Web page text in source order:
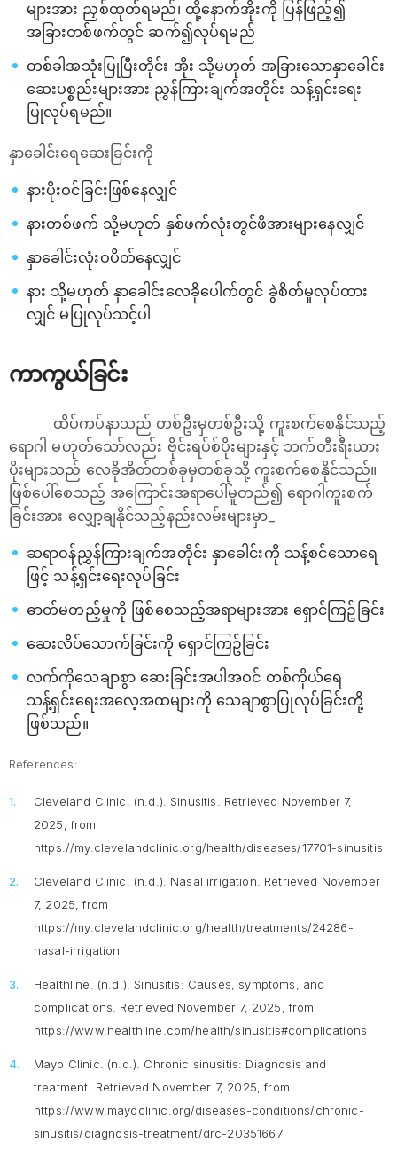
များအား ညှစ်ထုတ်ရမည်၊ ထို့နောက်အိုးကို ပြန်ဖြည့်၍
အခြားတစ်ဖက်တွင် ဆက်၍လုပ်ရမည်
တစ်ခါအသုံးပြုပြီးတိုင်း အိုး သို့မဟုတ် အခြားသောနှာခေါင်း
ဆေးပစ္စည်းများအား ညွှန်ကြားချက်အတိုင်း သန့်ရှင်းရေး
ပြုလုပ်ရမည်။
နှာခေါင်းရေဆေးခြင်းကို
နားပိုးဝင်ခြင်းဖြစ်နေလျှင်
နားတစ်ဖက် သို့မဟုတ် နှစ်ဖက်လုံးတွင်ဖိအားများနေလျှင်
နှာခေါင်းလုံးဝပိတ်နေလျှင်
နား သို့မဟုတ် နှာခေါင်းလေခိုပေါက်တွင် ခွဲစိတ်မှုလုပ်ထား
လျှင် မပြုလုပ်သင့်ပါ
ကာကွယ်ခြင်း
ထိပ်ကပ်နာသည် တစ်ဦးမှတစ်ဦးသို့ ကူးစက်စေနိုင်သည့်
ရောဂါ မဟုတ်သော်လည်း ဗိုင်းရပ်စ်ပိုးများနှင့် ဘက်တီးရီးယား
ပိုးများသည် လေခိုအိတ်တစ်ခုမှတစ်ခုသို့ ကူးစက်စေနိုင်သည်။
ဖြစ်ပေါ်စေသည့် အကြောင်းအရာပေါ်မူတည်၍ ရောဂါကူးစက်
ခြင်းအား လျှော့ချနိုင်သည့်နည်းလမ်းများမှာ_
ဆရာဝန်ညွှန်ကြားချက်အတိုင်း နှာခေါင်းကို သန့်စင်သောရေ
ဖြင့် သန့်ရှင်းရေးလုပ်ခြင်း
ဓာတ်မတည့်မှုကို ဖြစ်စေသည့်အရာများအား ရှောင်ကြဥ်ခြင်း
ဆေးလိပ်သောက်ခြင်းကို ရှောင်ကြဥ်ခြင်း
လက်ကိုသေချာစွာ ဆေးခြင်းအပါအဝင် တစ်ကိုယ်‌ရေ
သန့်ရှင်းရေးအလေ့အထများကို သေချာစွာပြုလုပ်ခြင်းတို့
ဖြစ်သည်။
References:
Cleveland Clinic. (n.d.). Sinusitis
. Retrieved November 7,
2025, from
https://my.clevelandclinic.org/health/diseases/17701-sinusitis
Cleveland Clinic. (n.d.). Nasal irrigation . Retrieved November
7, 2025, from
https://my.clevelandclinic.org/health/treatments/24286-
nasal-irrigation
Healthline. (n.d.). Sinusitis: Causes, symptoms, and
complications . Retrieved November 7, 2025, from
https://www.healthline.com/health/sinusitis#complications
Mayo Clinic. (n.d.). Chronic sinusitis: Diagnosis and
treatment . Retrieved November 7, 2025, from
https://www.mayoclinic.org/diseases-conditions/chronic-
sinusitis/diagnosis-treatment/drc-20351667